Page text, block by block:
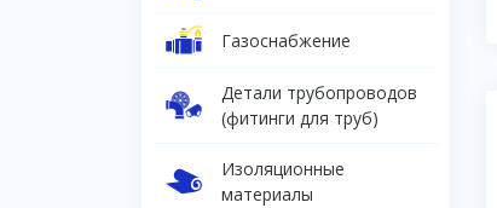
Газоснабжение
Детали трубопроводов
(фитинги для труб)
Изоляционные
материалы